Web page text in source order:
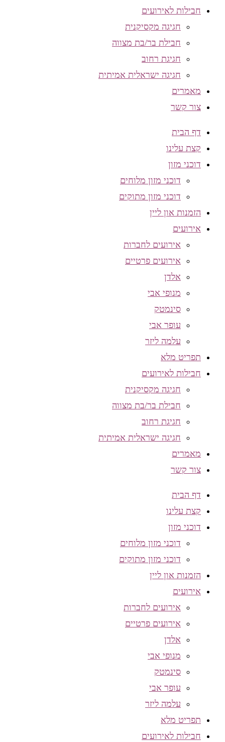
חבילות לאירועים
חגיגה מקסיקנית
חבילת בר/בת מצווה
חגיגת רחוב
חגיגה ישראלית אמיתית
מאמרים
צור קשר
דף הבית
קצת עלינו
דוכני מזון
דוכני מזון מלוחים
דוכני מזון מתוקים
הזמנות און ליין
אירועים
אירועים לחברות
אירועים פרטיים
אלדן
מנופי אבי
סינמטק
עופר אבי
עלמה ליזר
תפריט מלא
חבילות לאירועים
חגיגה מקסיקנית
חבילת בר/בת מצווה
חגיגת רחוב
חגיגה ישראלית אמיתית
מאמרים
צור קשר
דף הבית
קצת עלינו
דוכני מזון
דוכני מזון מלוחים
דוכני מזון מתוקים
הזמנות און ליין
אירועים
אירועים לחברות
אירועים פרטיים
אלדן
מנופי אבי
סינמטק
עופר אבי
עלמה ליזר
תפריט מלא
חבילות לאירועים